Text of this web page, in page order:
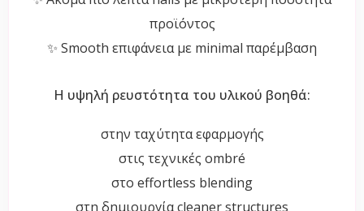
προϊόντος
✨ Smooth επιφάνεια με minimal παρέμβαση
Η υψηλή ρευστότητα του υλικού βοηθά:
στην ταχύτητα εφαρμογής
στις τεχνικές ombré
στο effortless blending
στη δημιουργία cleaner structures